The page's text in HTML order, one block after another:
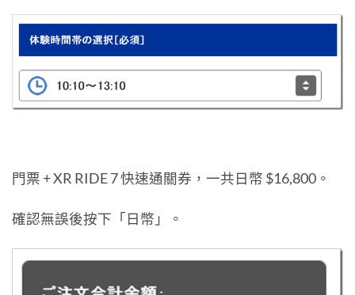
門票 + XR RIDE 7 快速通關券，一共日幣 $16,800。
確認無誤後按下「日幣」。